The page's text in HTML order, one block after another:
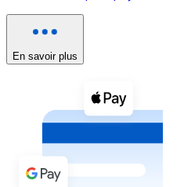
Voir toutes
Coupons crypto
Achetez des
Acheter avec espèces
Virement SEPA
En savoir plus